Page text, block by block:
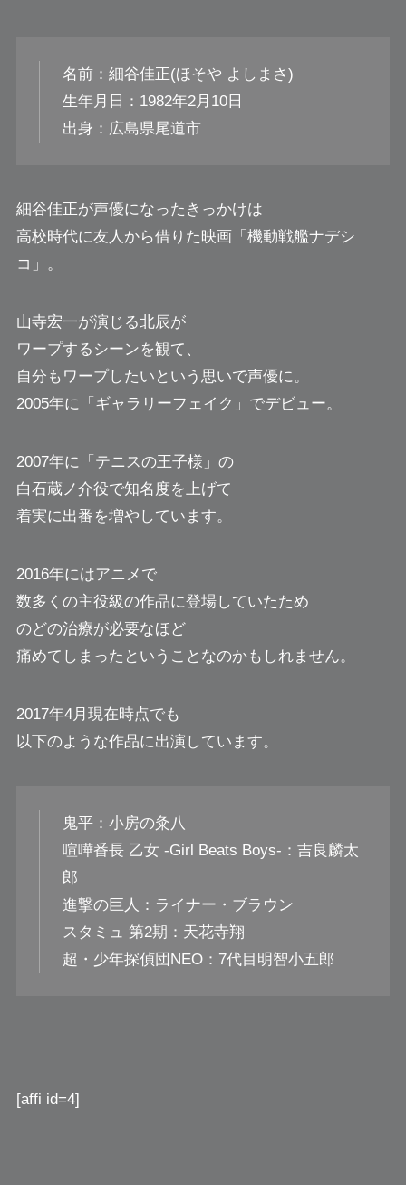
名前：細谷佳正(ほそや よしまさ)
生年月日：1982年2月10日
出身：広島県尾道市
細谷佳正が声優になったきっかけは
高校時代に友人から借りた映画「機動戦艦ナデシ
コ」。
山寺宏一が演じる北辰が
ワープするシーンを観て、
自分もワープしたいという思いで声優に。
2005年に「ギャラリーフェイク」でデビュー。
2007年に「テニスの王子様」の
白石蔵ノ介役で知名度を上げて
着実に出番を増やしています。
2016年にはアニメで
数多くの主役級の作品に登場していたため
のどの治療が必要なほど
痛めてしまったということなのかもしれません。
2017年4月現在時点でも
以下のような作品に出演しています。
鬼平：小房の粂八
喧嘩番長 乙女 -Girl Beats Boys-：吉良麟太
郎
進撃の巨人：ライナー・ブラウン
スタミュ 第2期：天花寺翔
超・少年探偵団NEO：7代目明智小五郎
[affi id=4]